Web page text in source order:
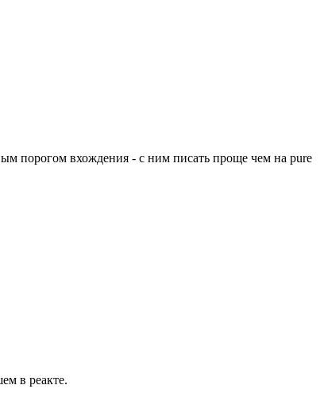
порогом вхождения - с ним писать проще чем на pure
в реакте.